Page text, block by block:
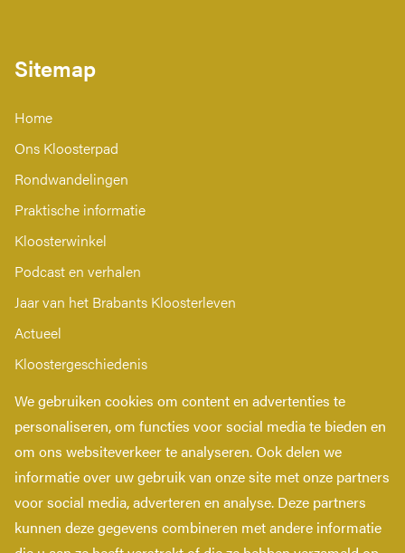
Sitemap
Home
Ons Kloosterpad
Rondwandelingen
Praktische informatie
Kloosterwinkel
Podcast en verhalen
Jaar van het Brabants Kloosterleven
Actueel
Kloostergeschiedenis
Nieuwsbrief
Contact
Privacy verklaring
Toegankelijkheidsverklaring
We gebruiken cookies om content en advertenties te
personaliseren, om functies voor social media te bieden en
om ons websiteverkeer te analyseren. Ook delen we
informatie over uw gebruik van onze site met onze partners
voor social media, adverteren en analyse. Deze partners
kunnen deze gegevens combineren met andere informatie